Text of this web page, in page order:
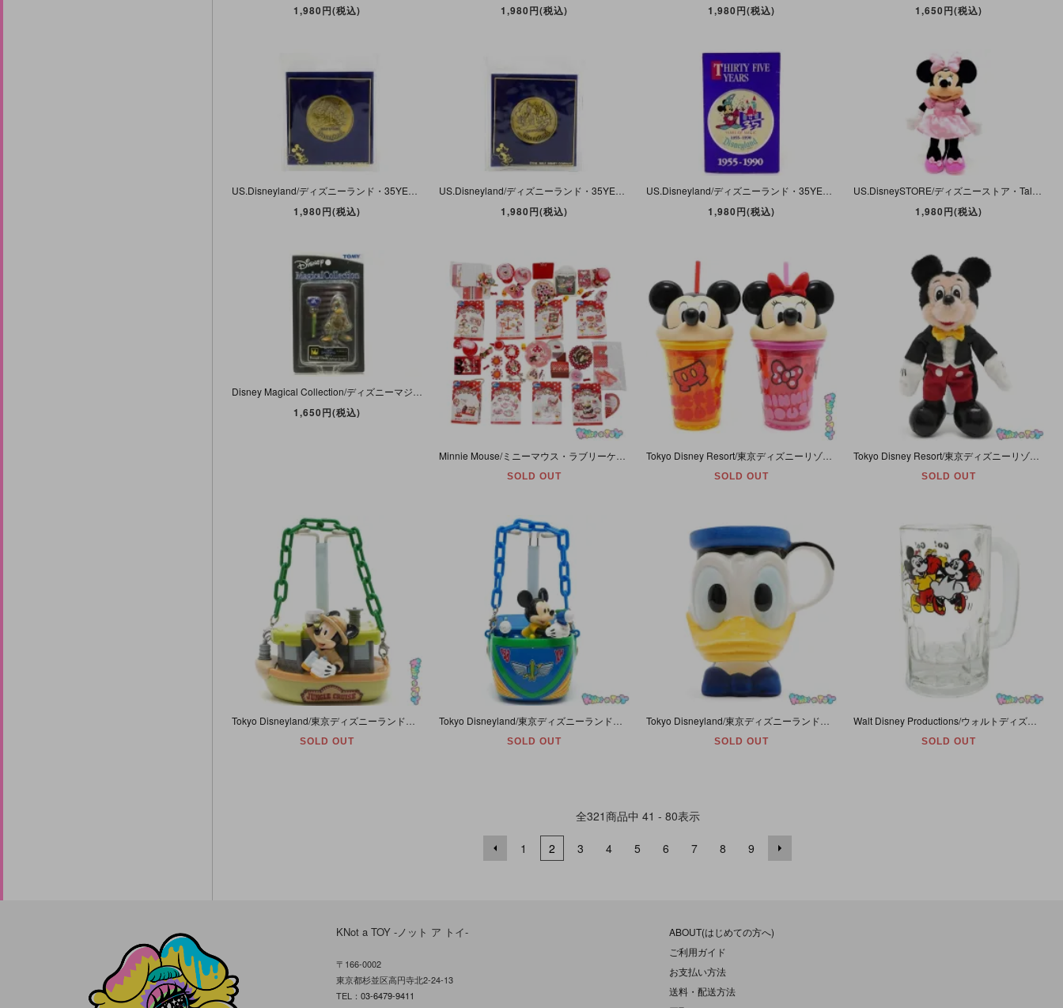
1,980円(税込) 1,980円(税込) 1,980円(税込) 1,650円(税込)
1,980円(税込) 1,980円(税込) 1,980円(税込) 1,980円(税込)
1,650円(税込)
SOLD OUT
Tokyo Disney Resort/東京ディズニーリゾート・ストロー付きタンブラーセット/Tumbler Set「Mickey Mouse＆Minnie Mouse/ミッキーマウス＆ミニーマウス」
SOLD OUT
Tokyo Disney Resort/東京ディズニーリゾート・35周年・Happiest Celebration・ぬいぐるみバッジ/ぬいば 「Mickey Mouse/ミッキーマウス・1983年」
SOLD OUT
SOLD OUT SOLD OUT SOLD OUT
Walt Disney Productions/ウォルトディズニープロダクションズ・Jug/ジャグ/ジョッキ・Glass/グラス「ミッキー＆ミニー・ヒューイ＆デューイ＆ルーイ・応援/チアリーディング」
SOLD OUT
全321商品中 41 - 80表示
1 2 3 4 5 6 7 8 9
KNot a TOY -ノット ア トイ-
〒166-0002
東京都杉並区高円寺北2-24-13
TEL：03-6479-9411
ABOUT(はじめての方へ)
ご利用ガイド
お支払い方法
送料・配送方法